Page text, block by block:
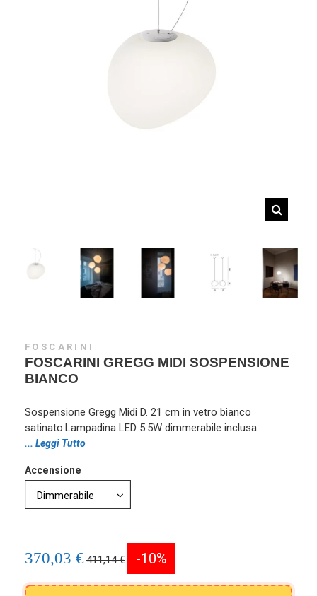
FOSCARINI
FOSCARINI GREGG MIDI SOSPENSIONE
BIANCO
Sospensione Gregg Midi D. 21 cm in vetro bianco
satinato.Lampadina LED 5.5W dimmerabile inclusa.
... Leggi Tutto
Accensione
370,03 €411,14 € -10%